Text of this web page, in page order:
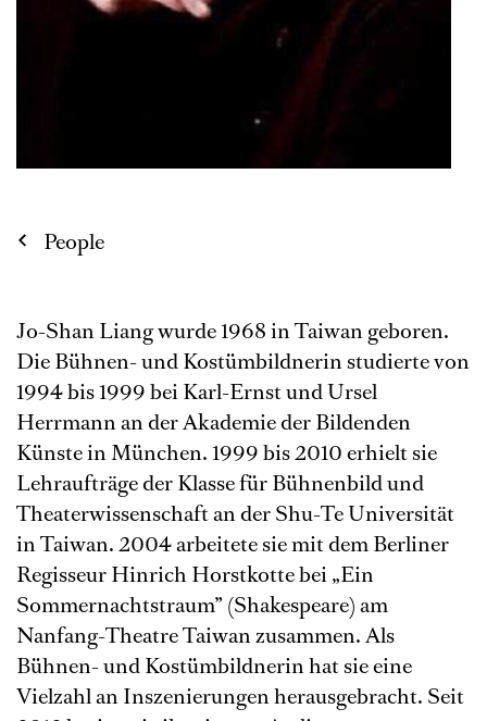
People
Jo-Shan Liang wurde 1968 in Taiwan geboren.
Die Bühnen- und Kostümbildnerin studierte von
1994 bis 1999 bei Karl-Ernst und Ursel
Herrmann an der Akademie der Bildenden
Künste in München. 1999 bis 2010 erhielt sie
Lehraufträge der Klasse für Bühnenbild und
Theaterwissenschaft an der Shu-Te Universität
in Taiwan. 2004 arbeitete sie mit dem Berliner
Regisseur Hinrich Horstkotte bei „Ein
Sommernachtstraum” (Shakespeare) am
Nanfang-Theatre Taiwan zusammen. Als
Bühnen- und Kostümbildnerin hat sie eine
Vielzahl an Inszenierungen herausgebracht. Seit